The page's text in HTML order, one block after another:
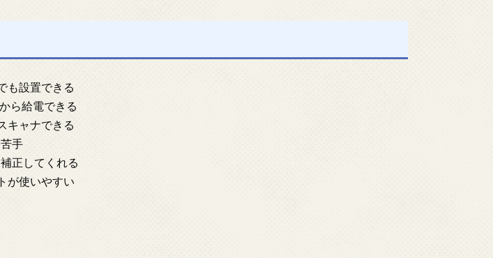
も設置できる
ら給電できる
キャナできる
手
正してくれる
が使いやすい